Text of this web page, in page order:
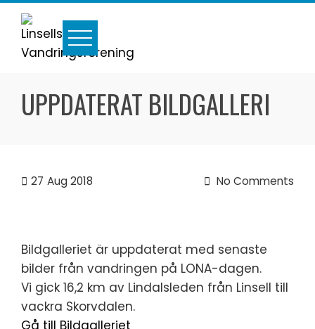
Skip
content
UPPDATERAT BILDGALLERI
27 Aug 2018 No Comments
Bildgalleriet är uppdaterat med senaste
bilder från vandringen på LONA-dagen.
Vi gick 16,2 km av Lindalsleden från Linsell till
vackra Skorvdalen.
Gå till Bildgalleriet